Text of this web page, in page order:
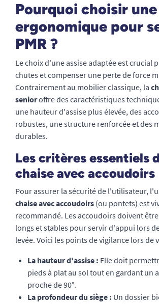
Pourquoi choisir
ergonomique pour
PMR ?
Le choix d'une assise adaptée est crucial
chutes et compenser une perte de force
Contrairement au mobilier classique, la
senioroffre des caractéristiques
une hauteur d'assise plus élevée, des
robustes, une structure renforcée et des
durables.
Les critères essentiels
chaise avec accoudoirs
Pour assurer la sécurité de l'utilisateur,
chaise avec accoudoirs (ou pontets) est
recommandé. Les accoudoirs doivent
longs et stables pour servir d'appui lors
levée. Voici les points de vigilance lors de
La hauteur d'assise : Elle doit
pieds à plat au sol tout en gardant un
proche de 90°.
La profondeur du siège : Un dossier